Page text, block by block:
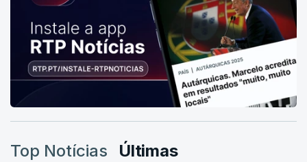
Top Notícias Últimas